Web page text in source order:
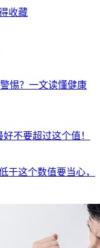
收藏
惕？一文读懂健康
不要超过这个值！
于这个数值要当心，